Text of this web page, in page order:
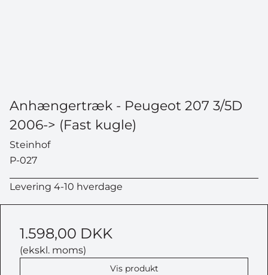
Anhængertræk - Peugeot 207 3/5D
2006-> (Fast kugle)
Steinhof
P-027
Levering 4-10 hverdage
1.598,00 DKK
(ekskl. moms)
Vis produkt